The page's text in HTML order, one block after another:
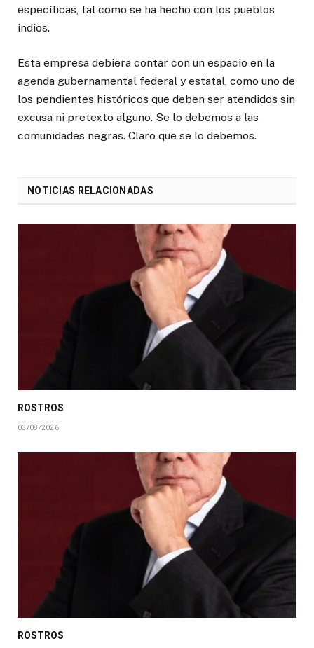
específicas, tal como se ha hecho con los pueblos
indios.
Esta empresa debiera contar con un espacio en la
agenda gubernamental federal y estatal, como uno de
los pendientes históricos que deben ser atendidos sin
excusa ni pretexto alguno. Se lo debemos a las
comunidades negras. Claro que se lo debemos.
NOTICIAS RELACIONADAS
ROSTROS
03/08/2026
ROSTROS